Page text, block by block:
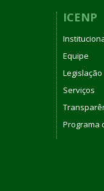
ICENP
Equipe
Legislação
Serviços
Programa